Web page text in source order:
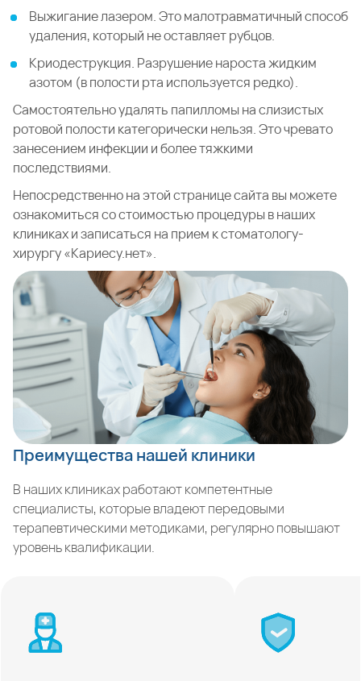
Выжигание лазером. Это малотравматичный способ
удаления, который не оставляет рубцов.
Криодеструкция. Разрушение нароста жидким
азотом (в полости рта используется редко).
Самостоятельно удалять папилломы на слизистых
ротовой полости категорически нельзя. Это чревато
занесением инфекции и более тяжкими
последствиями.
Непосредственно на этой странице сайта вы можете
ознакомиться со стоимостью процедуры в наших
клиниках и записаться на прием к стоматологу-
хирургу «Кариесу.нет».
Преимущества нашей клиники
В наших клиниках работают компетентные
специалисты, которые владеют передовыми
терапевтическими методиками, регулярно повышают
уровень квалификации.